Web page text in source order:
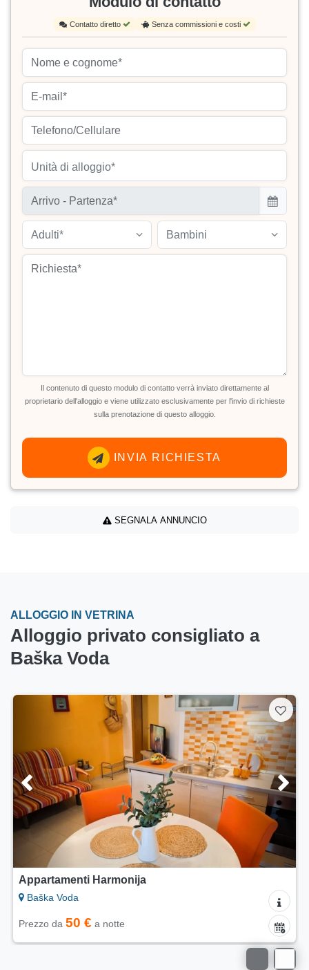
Contatto diretto Senza commissioni e costi
Unità di alloggio*
Adulti* Bambini
Il contenuto di questo modulo di contatto verrà inviato direttamente al
proprietario dell'alloggio e viene utilizzato esclusivamente per l'invio di richieste
sulla prenotazione di questo alloggio.
INVIA RICHIESTA
SEGNALA ANNUNCIO
ALLOGGIO IN VETRINA
Alloggio privato consigliato a
Baška Voda
Casa vacanza Blue Horizon Villa
Baška Voda
Prezzo da 200 €a notte